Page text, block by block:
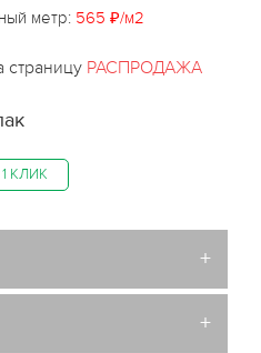
метр: 565 ₽/м2
РАСПРОДАЖА
1 КЛИК